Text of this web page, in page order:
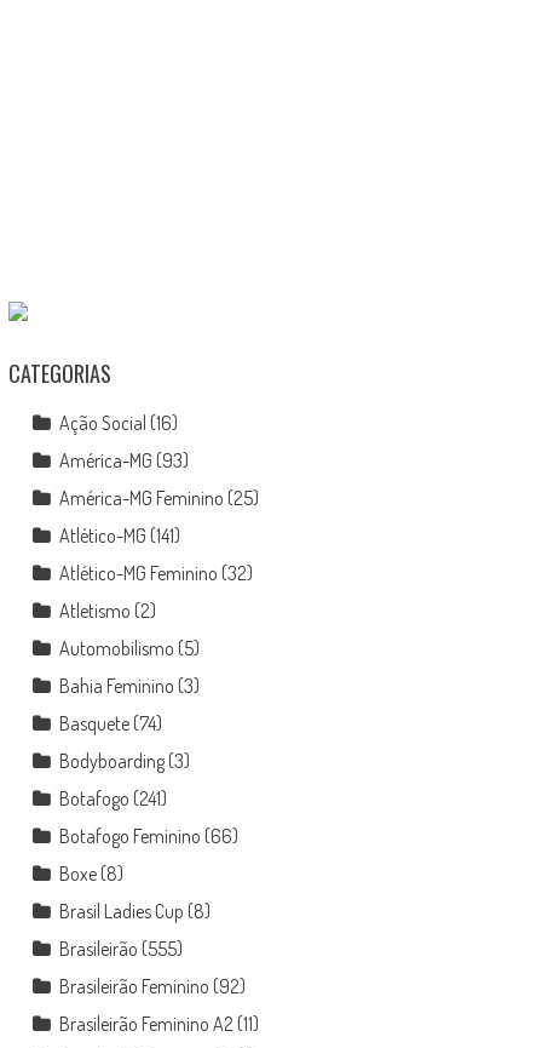
CATEGORIAS
Ação Social (16)
América-MG (93)
América-MG Feminino (25)
Atlético-MG (141)
Atlético-MG Feminino (32)
Atletismo (2)
Automobilismo (5)
Bahia Feminino (3)
Basquete(74)
Bodyboarding(3)
Botafogo (241)
Botafogo Feminino (66)
Boxe(8)
Brasil Ladies Cup (8)
Brasileirão (555)
Brasileirão Feminino (92)
Brasileirão Feminino A2(11)